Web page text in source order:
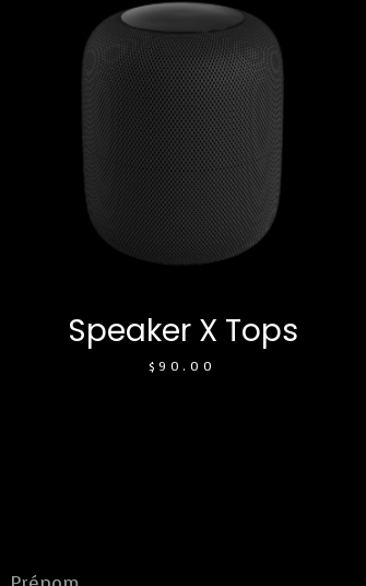
Speaker X Tops
$ 90.00